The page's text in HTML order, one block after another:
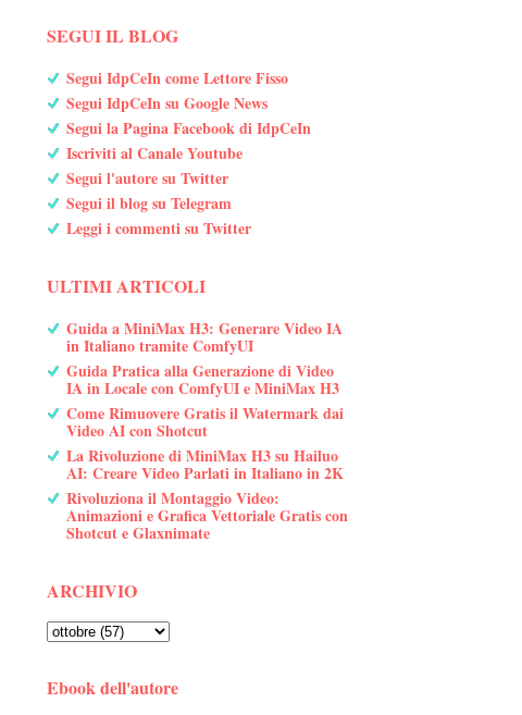
SEGUI IL BLOG
Segui IdpCeIn come Lettore Fisso
Segui IdpCeIn su Google News
Segui la Pagina Facebook di IdpCeIn
Iscriviti al Canale Youtube
Segui l'autore su Twitter
Segui il blog su Telegram
Leggi i commenti su Twitter
ULTIMI ARTICOLI
Guida a MiniMax H3: Generare Video IA
in Italiano tramite ComfyUI
Guida Pratica alla Generazione di Video
IA in Locale con ComfyUI e MiniMax H3
Come Rimuovere Gratis il Watermark dai
Video AI con Shotcut
La Rivoluzione di MiniMax H3 su Hailuo
AI: Creare Video Parlati in Italiano in 2K
Rivoluziona il Montaggio Video:
Animazioni e Grafica Vettoriale Gratis con
Shotcut e Glaxnimate
ARCHIVIO
Ebook dell'autore